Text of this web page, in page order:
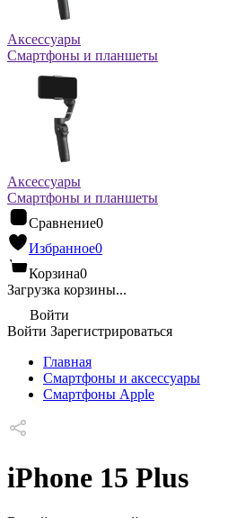
Аксессуары
Смартфоны и планшеты
Аксессуары
Смартфоны и планшеты
Сравнение0
Избранное0
Корзина0
Загрузка корзины...
Войти
Войти Зарегистрироваться
Главная
Смартфоны и аксессуары
Смартфоны Apple
iPhone 15 Plus